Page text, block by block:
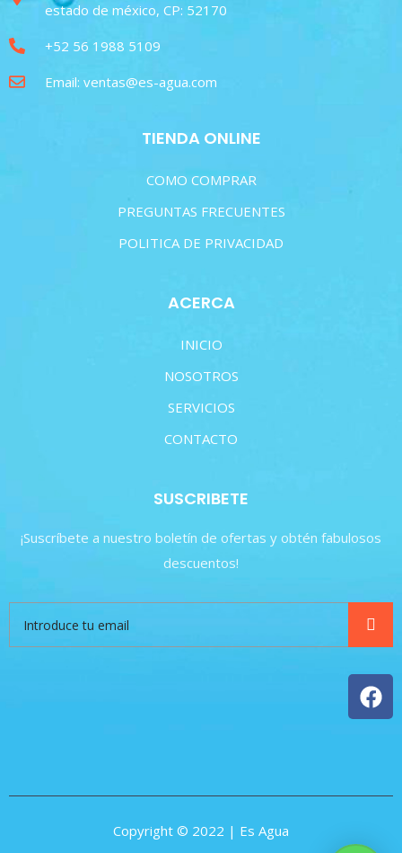
estado de méxico, CP: 52170
+52 56 1988 5109
Email: ventas@es-agua.com
TIENDA ONLINE
COMO COMPRAR
PREGUNTAS FRECUENTES
POLITICA DE PRIVACIDAD
ACERCA
INICIO
NOSOTROS
SERVICIOS
CONTACTO
SUSCRIBETE
¡Suscríbete a nuestro boletín de ofertas y obtén fabulosos
descuentos!
Copyright © 2022 | Es Agua